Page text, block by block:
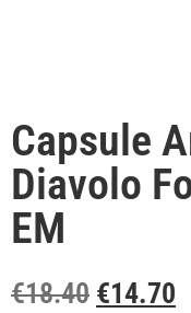
Capsule
Diavolo
EM
€18.40 €14.70